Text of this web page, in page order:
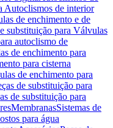
Autoclismos de interior
de enchimento e de
substituição para Válvulas
autoclismo de
de enchimento para
para cisterna
de enchimento para
de substituição para
de substituição para
MembranasSistemas de
para água